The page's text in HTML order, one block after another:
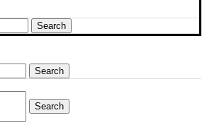
Search
Search
Search